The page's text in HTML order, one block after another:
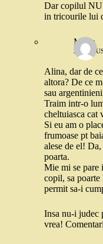
Dar copilul NU
in tricourile lui
Mona
26
Alina, dar de
altora? De ce
sau
Traim intr-o
cheltuiasca cat
Si eu am o
frumoase pt
alese de el!
poarta.
Mie mi se pare
copil, sa poarte
permit sa-i
Insa nu-i judec
vrea!